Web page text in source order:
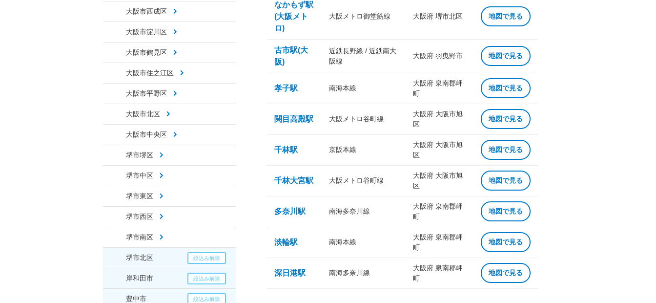
大阪市西成区
大阪市淀川区
大阪市鶴見区
大阪市住之江区
大阪市平野区
大阪市北区
大阪市中央区
堺市堺区
堺市中区
堺市東区
堺市西区
堺市南区
堺市北区
岸和田市
豊中市
なかもず駅
(大阪メト
ロ)
大阪メトロ御堂筋線 大阪府 堺市北区 地図で見る
古市駅(大
阪)
近鉄長野線 / 近鉄南大
阪線
大阪府 羽曳野市 地図で見る
孝子駅 南海本線
大阪府 泉南郡岬
町
地図で見る
関目高殿駅 大阪メトロ谷町線
大阪府 大阪市旭
区
地図で見る
千林駅 京阪本線
大阪府 大阪市旭
区
地図で見る
千林大宮駅 大阪メトロ谷町線
大阪府 大阪市旭
区
地図で見る
多奈川駅 南海多奈川線
大阪府 泉南郡岬
町
地図で見る
淡輪駅 南海本線
大阪府 泉南郡岬
町
地図で見る
深日港駅 南海多奈川線
大阪府 泉南郡岬
町
地図で見る